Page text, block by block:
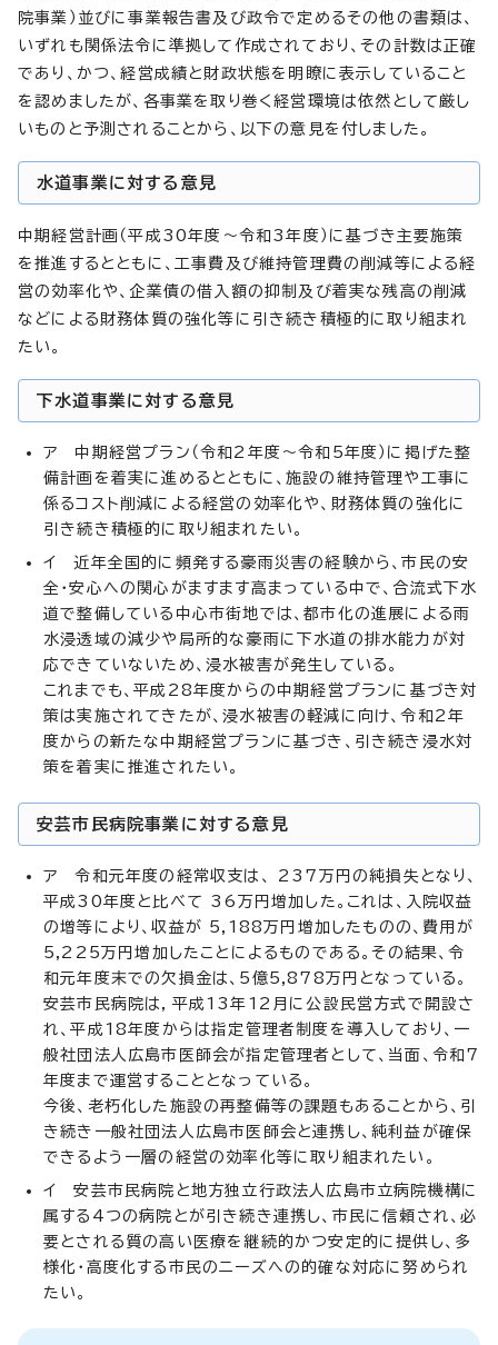
院事業）並びに事業報告書及び政令で定めるその他の書類は、
いずれも関係法令に準拠して作成されており、その計数は正確
であり、かつ、経営成績と財政状態を明瞭に表示していること
を認めましたが、各事業を取り巻く経営環境は依然として厳し
いものと予測されることから、以下の意見を付しました。
水道事業に対する意見
中期経営計画（平成30年度～令和3年度）に基づき主要施策
を推進するとともに、工事費及び維持管理費の削減等による経
営の効率化や、企業債の借入額の抑制及び着実な残高の削減
などによる財務体質の強化等に引き続き積極的に取り組まれ
たい。
下水道事業に対する意見
ア 中期経営プラン（令和2年度～令和5年度）に掲げた整
備計画を着実に進めるとともに、施設の維持管理や工事に
係るコスト削減による経営の効率化や、財務体質の強化に
引き続き積極的に取り組まれたい。
イ 近年全国的に頻発する豪雨災害の経験から、市民の安
全・安心への関心がますます高まっている中で、合流式下水
道で整備している中心市街地では、都市化の進展による雨
水浸透域の減少や局所的な豪雨に下水道の排水能力が対
応できていないため、浸水被害が発生している。
これまでも、平成28年度からの中期経営プランに基づき対
策は実施されてきたが、浸水被害の軽減に向け、令和2年
度からの新たな中期経営プランに基づき、引き続き浸水対
策を着実に推進されたい。
安芸市民病院事業に対する意見
ア 令和元年度の経常収支は、 237万円の純損失となり、
平成30年度と比べて 36万円増加した。これは、入院収益
の増等により、収益が 5,188万円増加したものの、費用が
5,225万円増加したことによるものである。その結果、令
和元年度末での欠損金は、5億5,878万円となっている。
安芸市民病院は，平成13年12月に公設民営方式で開設さ
れ、平成18年度からは指定管理者制度を導入しており、一
般社団法人広島市医師会が指定管理者として、当面、令和7
年度まで運営することとなっている。
今後、老朽化した施設の再整備等の課題もあることから、引
き続き一般社団法人広島市医師会と連携し、純利益が確保
できるよう一層の経営の効率化等に取り組まれたい。
イ 安芸市民病院と地方独立行政法人広島市立病院機構に
属する4つの病院とが引き続き連携し、市民に信頼され、必
要とされる質の高い医療を継続的かつ安定的に提供し、多
様化・高度化する市民のニーズへの的確な対応に努められ
たい。